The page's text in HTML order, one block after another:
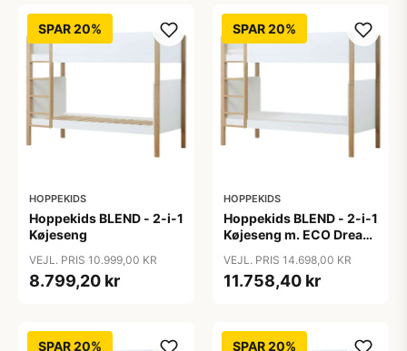
SPAR 20%
HOPPEKIDS
Hoppekids BLEND - 2-i-1
Køjeseng
VEJL. PRIS 10.999,00 KR
8.799,20 kr
SPAR 20%
HOPPEKIDS
Hoppekids BLEND - 2-i-1
Køjeseng m. ECO Dream
Egetræ
VEJL. PRIS 14.698,00 KR
11.758,40 kr
SPAR 20% SPAR 20%